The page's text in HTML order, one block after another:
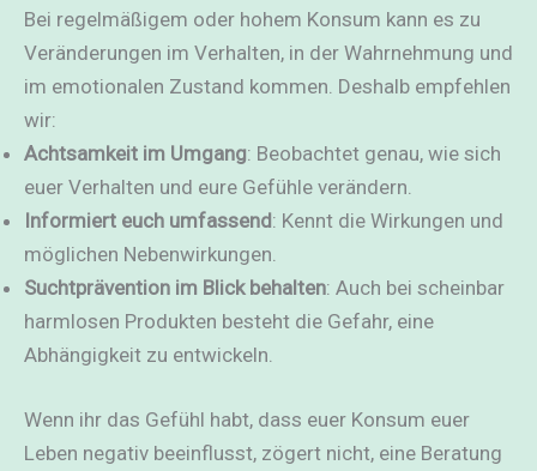
Bei regelmäßigem oder hohem Konsum kann es zu
Veränderungen im Verhalten, in der Wahrnehmung und
im emotionalen Zustand kommen. Deshalb empfehlen
wir:
Achtsamkeit im Umgang: Beobachtet genau, wie sich
euer Verhalten und eure Gefühle verändern.
Informiert euch umfassend: Kennt die Wirkungen und
möglichen Nebenwirkungen.
Suchtprävention im Blick behalten: Auch bei scheinbar
harmlosen Produkten besteht die Gefahr, eine
Abhängigkeit zu entwickeln.
Wenn ihr das Gefühl habt, dass euer Konsum euer
Leben negativ beeinflusst, zögert nicht, eine Beratung